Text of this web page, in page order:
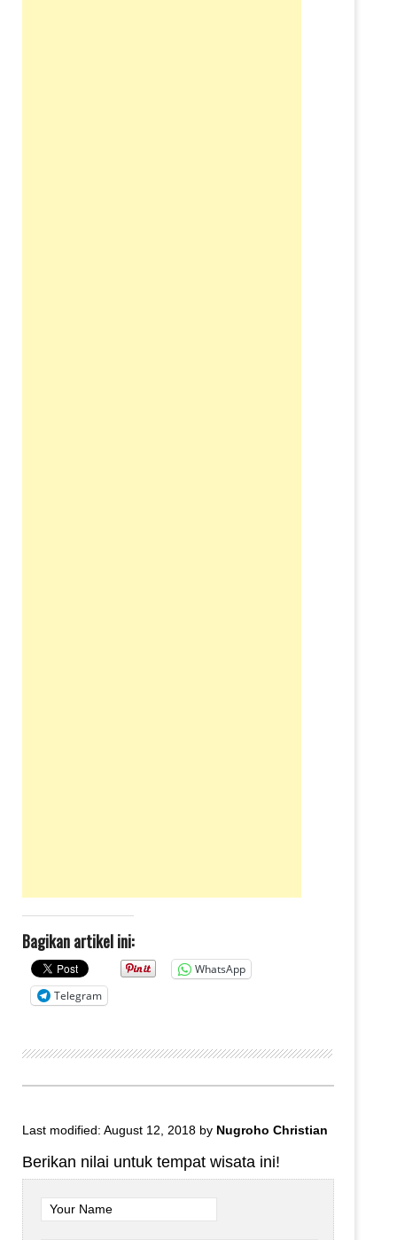
Bagikan artikel ini:
WhatsApp
Telegram
Last modified: August 12, 2018 by Nugroho Christian
Berikan nilai untuk tempat wisata ini!
Your Name